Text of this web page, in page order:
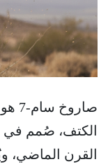
الكتف، صُمم في
القرن